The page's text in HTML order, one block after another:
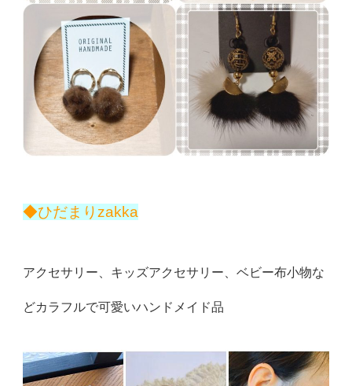
◆ひだまりzakka
アクセサリー、キッズアクセサリー、ベビー布小物な
どカラフルで可愛いハンドメイド品